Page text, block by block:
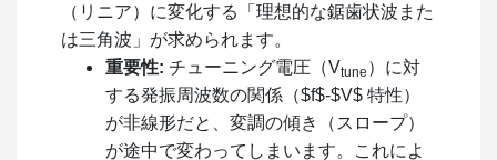
（リニア）に変化する「理想的な鋸歯状波また
は三角波」が求められます。
重要性: チューニング電圧（Vtune ）に対
する発振周波数の関係（$f$-$V$ 特性）
が非線形だと、変調の傾き（スロープ）
が途中で変わってしまいます。これによ